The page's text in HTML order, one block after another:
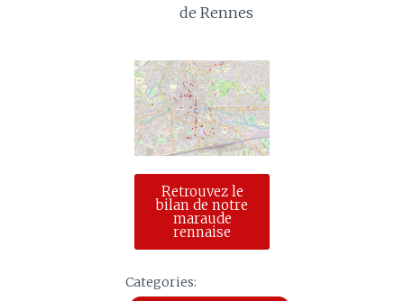
de Rennes
Retrouvez le
bilan de notre
maraude
rennaise
Categories: